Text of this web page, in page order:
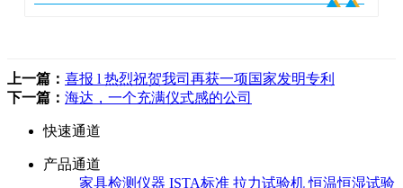
上一篇： 喜报 l 热烈祝贺我司再获一项国家发明专利
下一篇： 海达，一个充满仪式感的公司
快速通道
产品通道
家具检测仪器 ISTA标准 拉力试验机 恒温恒湿试验